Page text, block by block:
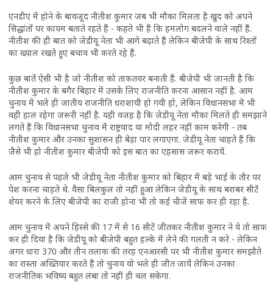
एनडीए में होने के बावजूद नीतीश कुमार जब भी मौका मिलता है खुद को अपने
सिद्धांतों पर कायम बताते रहते हैं - कहते भी हैं कि हमलोग बदलने वाले नहीं हैं.
नीतीश की ही बात को जेडीयू नेता भी आगे बढ़ाते हैं लेकिन बीजेपी के साथ रिश्तों
का ख्याल रखते हुए बचाव भी करते रहे हैं.
कुछ बातें ऐसी भी है जो नीतीश को ताकतवर बनाती हैं. बीजेपी भी जानती है कि
नीतीश कुमार के बगैर बिहार में उसके लिए राजनीति करना आसान नहीं है. आम
चुनाव में भले ही जातीय राजनीति धराशायी हो गयी हो, लेकिन विधानसभा में भी
वही हाल रहेगा जरूरी नहीं है. यही वजह है कि जेडीयू नेता मौका मिलते ही समझाने
लगते हैं कि विधानसभा चुनाव में राष्ट्रवाद या मोदी लहर नहीं काम करेगी - तब
नीतीश कुमार और उनका सुशासन ही बेड़ा पार लगाएगा. जेडीयू नेता चाहते हैं कि
जैसे भी हो नीतीश कुमार बीजेपी को इस बात का एहसास जरूर करायें.
आम चुनाव से पहले भी जेडीयू नेता नीतीश कुमार को बिहार में बड़े भाई के तौर पर
पेश करना चाहते थे. वैसा बिलकुल तो नहीं हुआ लेकिन जेडीयू के साथ बराबर सीटें
शेयर करने के लिए बीजेपी का राजी होना भी तो कई चीजें साफ कर ही रहा है.
आम चुनाव में अपने हिस्से की 17 में से 16 सीटें जीतकर नीतीश कुमार ने ये तो साफ
कर ही दिया है कि जेडीयू को बीजेपी बहुत हल्के में लेने की गलती न करे - लेकिन
अगर धारा 370 और तीन तलाक की तरह एनआरसी पर भी नीतीश कुमार समझौते
का रास्ता अख्तियार करते हैं तो चुनाव वो भले ही जीत जायें लेकिन उनका
राजनीतिक भविष्य बहुत लंबा तो नहीं ही चल सकेगा.